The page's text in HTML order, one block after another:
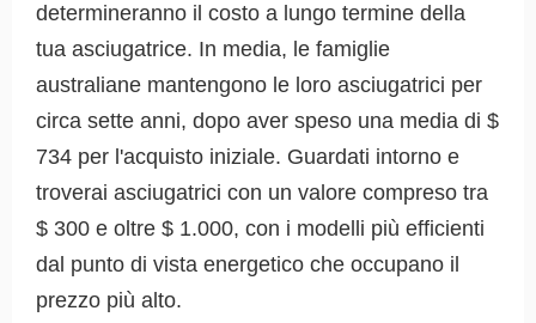
determineranno il costo a lungo termine della
tua asciugatrice. In media, le famiglie
australiane mantengono le loro asciugatrici per
circa sette anni, dopo aver speso una media di $
734 per l'acquisto iniziale. Guardati intorno e
troverai asciugatrici con un valore compreso tra
$ 300 e oltre $ 1.000, con i modelli più efficienti
dal punto di vista energetico che occupano il
prezzo più alto.